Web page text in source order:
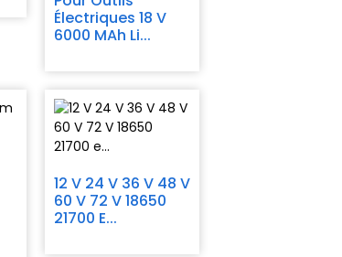
Électriques 18 V
6000 MAh Li...
12 V 24 V 36 V 48 V
60 V 72 V 18650
21700 E...